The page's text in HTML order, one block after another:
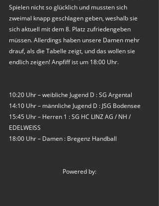
Spielen nicht so glücklich und mussten sich
zweimal knapp geschlagen geben, weshalb sie
sich aktuell mit dem 8. Platz zufriedengeben
müssen. Allerdings haben unsere Damen mehr
drauf, als die Tabelle zeigt, und das wollen sie
endlich zeigen! Anpfiff ist um 18:00 Uhr.
10:20 Uhr – weibliche Jugend D : SG Argental
14:10 Uhr – männliche Jugend D : JSG Bodensee
15:45 Uhr – Herren 1 : SG HC LINZ AG / NH /
EDELWEISS
18:00 Uhr – Damen : Bregenz Handball
Powered by: